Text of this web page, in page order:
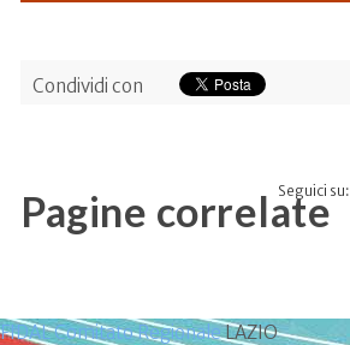
Condividi con
Seguici su:
Pagine correlate
FIDAL Comitato RegionaleLAZIO